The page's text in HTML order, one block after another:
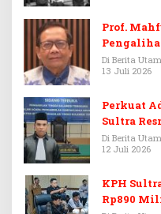
Prof.
Febrie
Di Berita
13 Juli 2026
Perkuat
Sultra
PERADI
Di Berita
12 Juli 2026
KPH
Rp890